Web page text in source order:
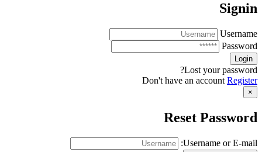
Signin
Username
Password
Lost your password?
Don't have an account Register
×
Reset Password
Username or E-mail: